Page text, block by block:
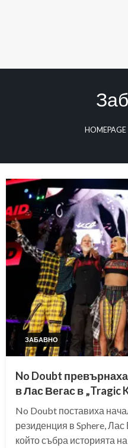
HOMEPAGE
ЗАБАВНО
No Doubt
в Лас Вегас в „Tragic
No Doubt поставиха
резиденция в Sphere,
който събра историята